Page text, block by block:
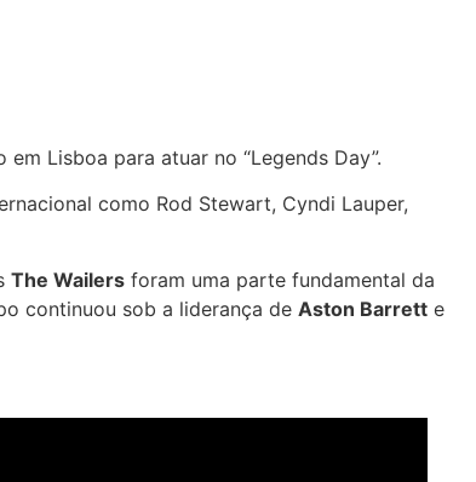
Lisboa para atuar no “Legends Day”.
como Rod Stewart, Cyndi Lauper,
The Wailers foram uma parte fundamental da
continuou sob a liderança de Aston Barrett e